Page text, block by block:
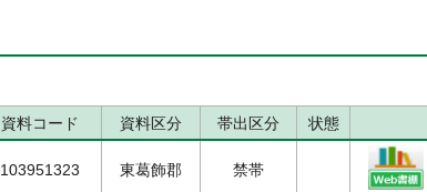
資料コード 資料区分 帯出区分 状態
103951323 東葛飾郡 禁帯